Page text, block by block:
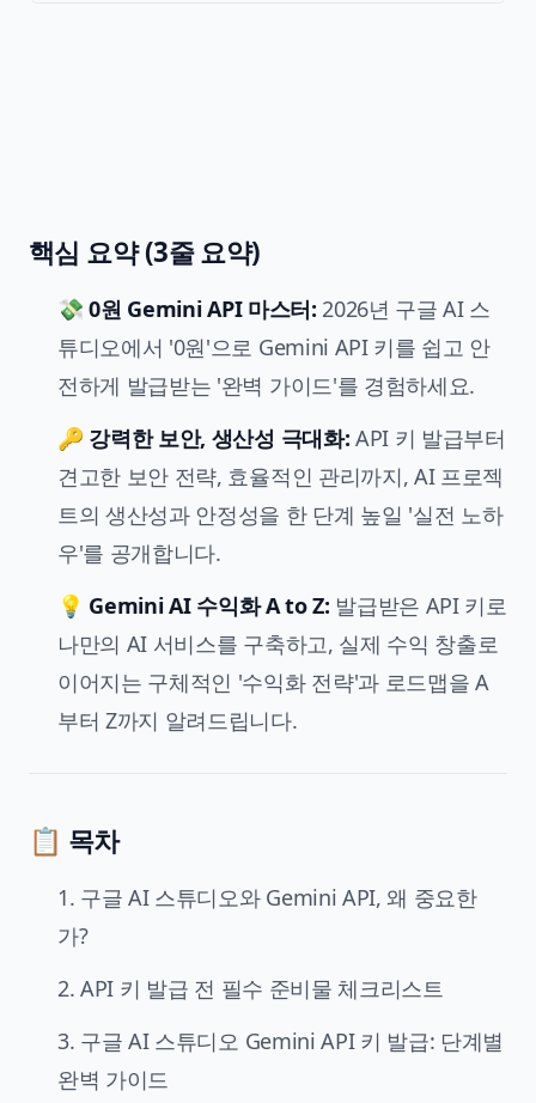
핵심 요약 (3줄 요약)
💸0원 Gemini API 마스터: 2026년 구글 AI 스
튜디오에서 '0원'으로 Gemini API 키를 쉽고 안
전하게 발급받는 '완벽 가이드'를 경험하세요.
🔑 강력한 보안, 생산성 극대화: API 키 발급부터
견고한 보안 전략, 효율적인 관리까지, AI 프로젝
트의 생산성과 안정성을 한 단계 높일 '실전 노하
우'를 공개합니다.
💡 Gemini AI 수익화 A to Z: 발급받은 API 키로
나만의 AI 서비스를 구축하고, 실제 수익 창출로
이어지는 구체적인 '수익화 전략'과 로드맵을 A
부터 Z까지 알려드립니다.
📋 목차
1. 구글 AI 스튜디오와 Gemini API, 왜 중요한
가?
2. API 키 발급 전 필수 준비물 체크리스트
3. 구글 AI 스튜디오 Gemini API 키 발급: 단계별
완벽 가이드